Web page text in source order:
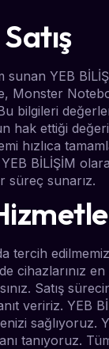
YEB
Monster
bilgileri
hak ettiği
hızlıca
BİLİŞİM
süreç sunarız.
tercih
cihazlarınız
Satış
veririz. YEB
tanıyoruz.